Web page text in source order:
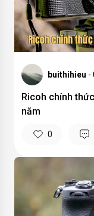
buithihieu -
Ricoh chính
năm
0